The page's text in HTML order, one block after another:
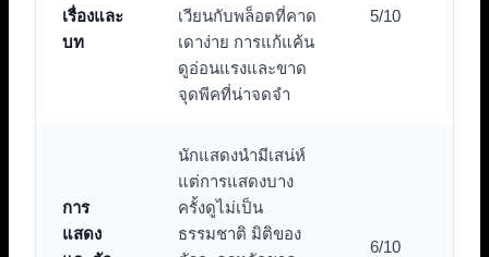
เรื่องและ
บท
เวียนกับพล็อตที่คาด
เดาง่าย การแก้แค้น
ดูอ่อนแรงและขาด
จุดพีคที่น่าจดจำ
5/10
การ
แสดง
นักแสดงนำมีเสน่ห์
แต่การแสดงบาง
ครั้งดูไม่เป็น
ธรรมชาติ มิติของ
6/10